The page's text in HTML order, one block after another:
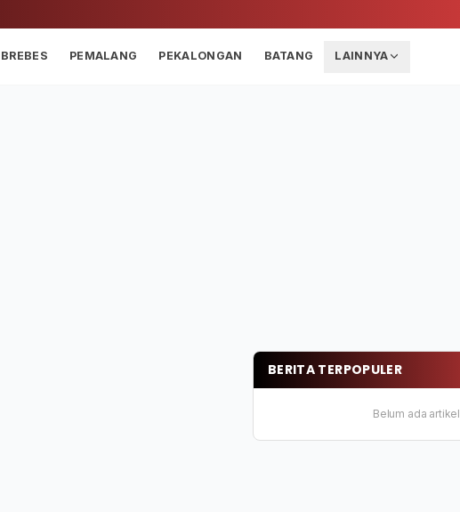
BREBES PEMALANG PEKALONGAN BATANG LAINNYA
BERITA TERPOPULER
Belum ada artikel